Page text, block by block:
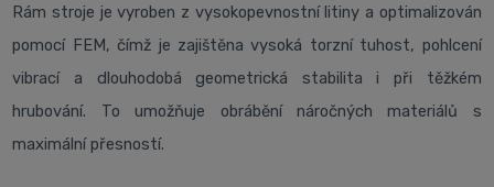
Rám stroje je vyroben z vysokopevnostní litiny a optimalizován
pomocí FEM, čímž je zajištěna vysoká torzní tuhost, pohlcení
vibrací a dlouhodobá geometrická stabilita i při těžkém
hrubování. To umožňuje obrábění náročných materiálů s
maximální přesností.